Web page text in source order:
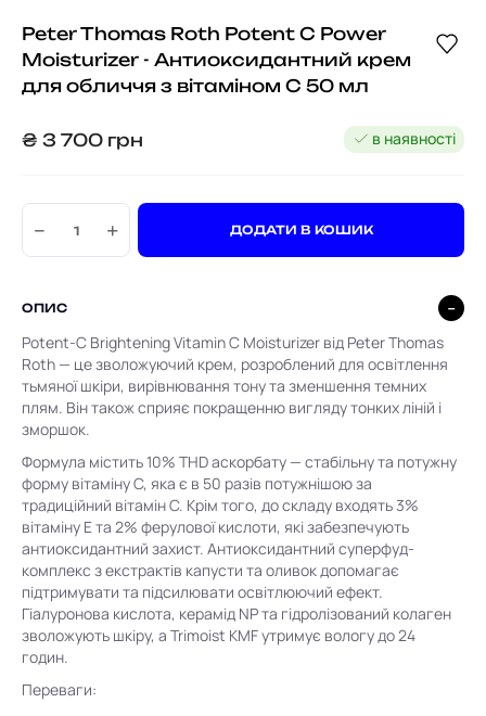
Peter Thomas Roth Potent C Power
Moisturizer - Антиоксидантний крем
для обличчя з вітаміном С 50 мл
₴ 3 700 грн в наявності
− + ДОДАТИ В КОШИК
ОПИС
Potent-C Brightening Vitamin C Moisturizer від Peter Thomas
Roth — це зволожуючий крем, розроблений для освітлення
тьмяної шкіри, вирівнювання тону та зменшення темних
плям. Він також сприяє покращенню вигляду тонких ліній і
зморшок.
Формула містить 10% THD аскорбату — стабільну та потужну
форму вітаміну C, яка є в 50 разів потужнішою за
традиційний вітамін C. Крім того, до складу входять 3%
вітаміну E та 2% ферулової кислоти, які забезпечують
антиоксидантний захист. Антиоксидантний суперфуд-
комплекс з екстрактів капусти та оливок допомагає
підтримувати та підсилювати освітлюючий ефект.
Гіалуронова кислота, керамід NP та гідролізований колаген
зволожують шкіру, а Trimoist KMF утримує вологу до 24
годин.​
Переваги: